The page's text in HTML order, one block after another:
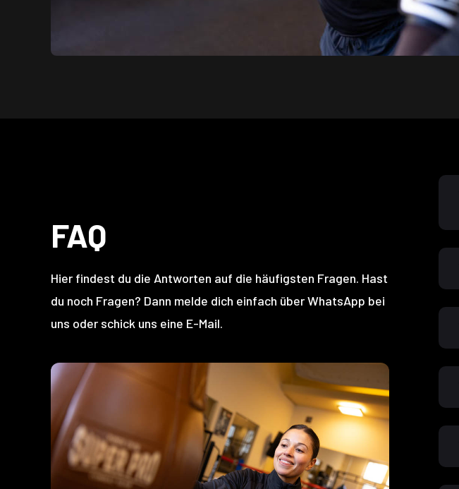
FAQ
Hier findest du die Antworten auf die häufigsten Fragen. Hast
du noch Fragen? Dann melde dich einfach über WhatsApp bei
uns oder schick uns eine E-Mail.